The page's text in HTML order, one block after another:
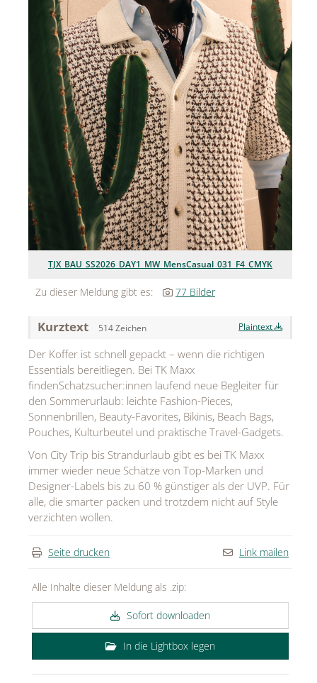
Jean Paul Gaultier
Lindt & Sprüngli
Nägele & Strubell
sh!ne by Dorotheum Juwelier
Sicheldorfer Heilwasser
TK Maxx
True Co.
MEDIA
ÜBER
KONTAKT
TJX_BAU_SS2026_DAY1_MW_MensCasual_031_F4_CMYK
Zu dieser Meldung gibt es: 77 Bilder
Kurztext 514 Zeichen Plaintext
Der Koffer ist schnell gepackt – wenn die richtigen
Essentials bereitliegen. Bei TK Maxx
findenSchatzsucher:innen laufend neue Begleiter für
den Sommerurlaub: leichte Fashion-Pieces,
Sonnenbrillen, Beauty-Favorites, Bikinis, Beach Bags,
Pouches, Kulturbeutel und praktische Travel-Gadgets.
Von City Trip bis Strandurlaub gibt es bei TK Maxx
immer wieder neue Schätze von Top-Marken und
Designer-Labels bis zu 60 % günstiger als der UVP. Für
alle, die smarter packen und trotzdem nicht auf Style
verzichten wollen.
Seite drucken Link mailen
Alle Inhalte dieser Meldung als .zip:
Sofort downloaden
In die Lightbox legen